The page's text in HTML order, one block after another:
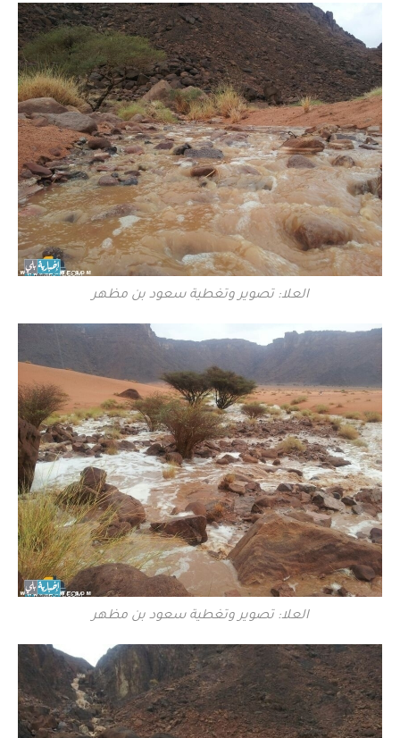
العلا: تصوير وتغطية سعود بن مظهر
العلا: تصوير وتغطية سعود بن مظهر